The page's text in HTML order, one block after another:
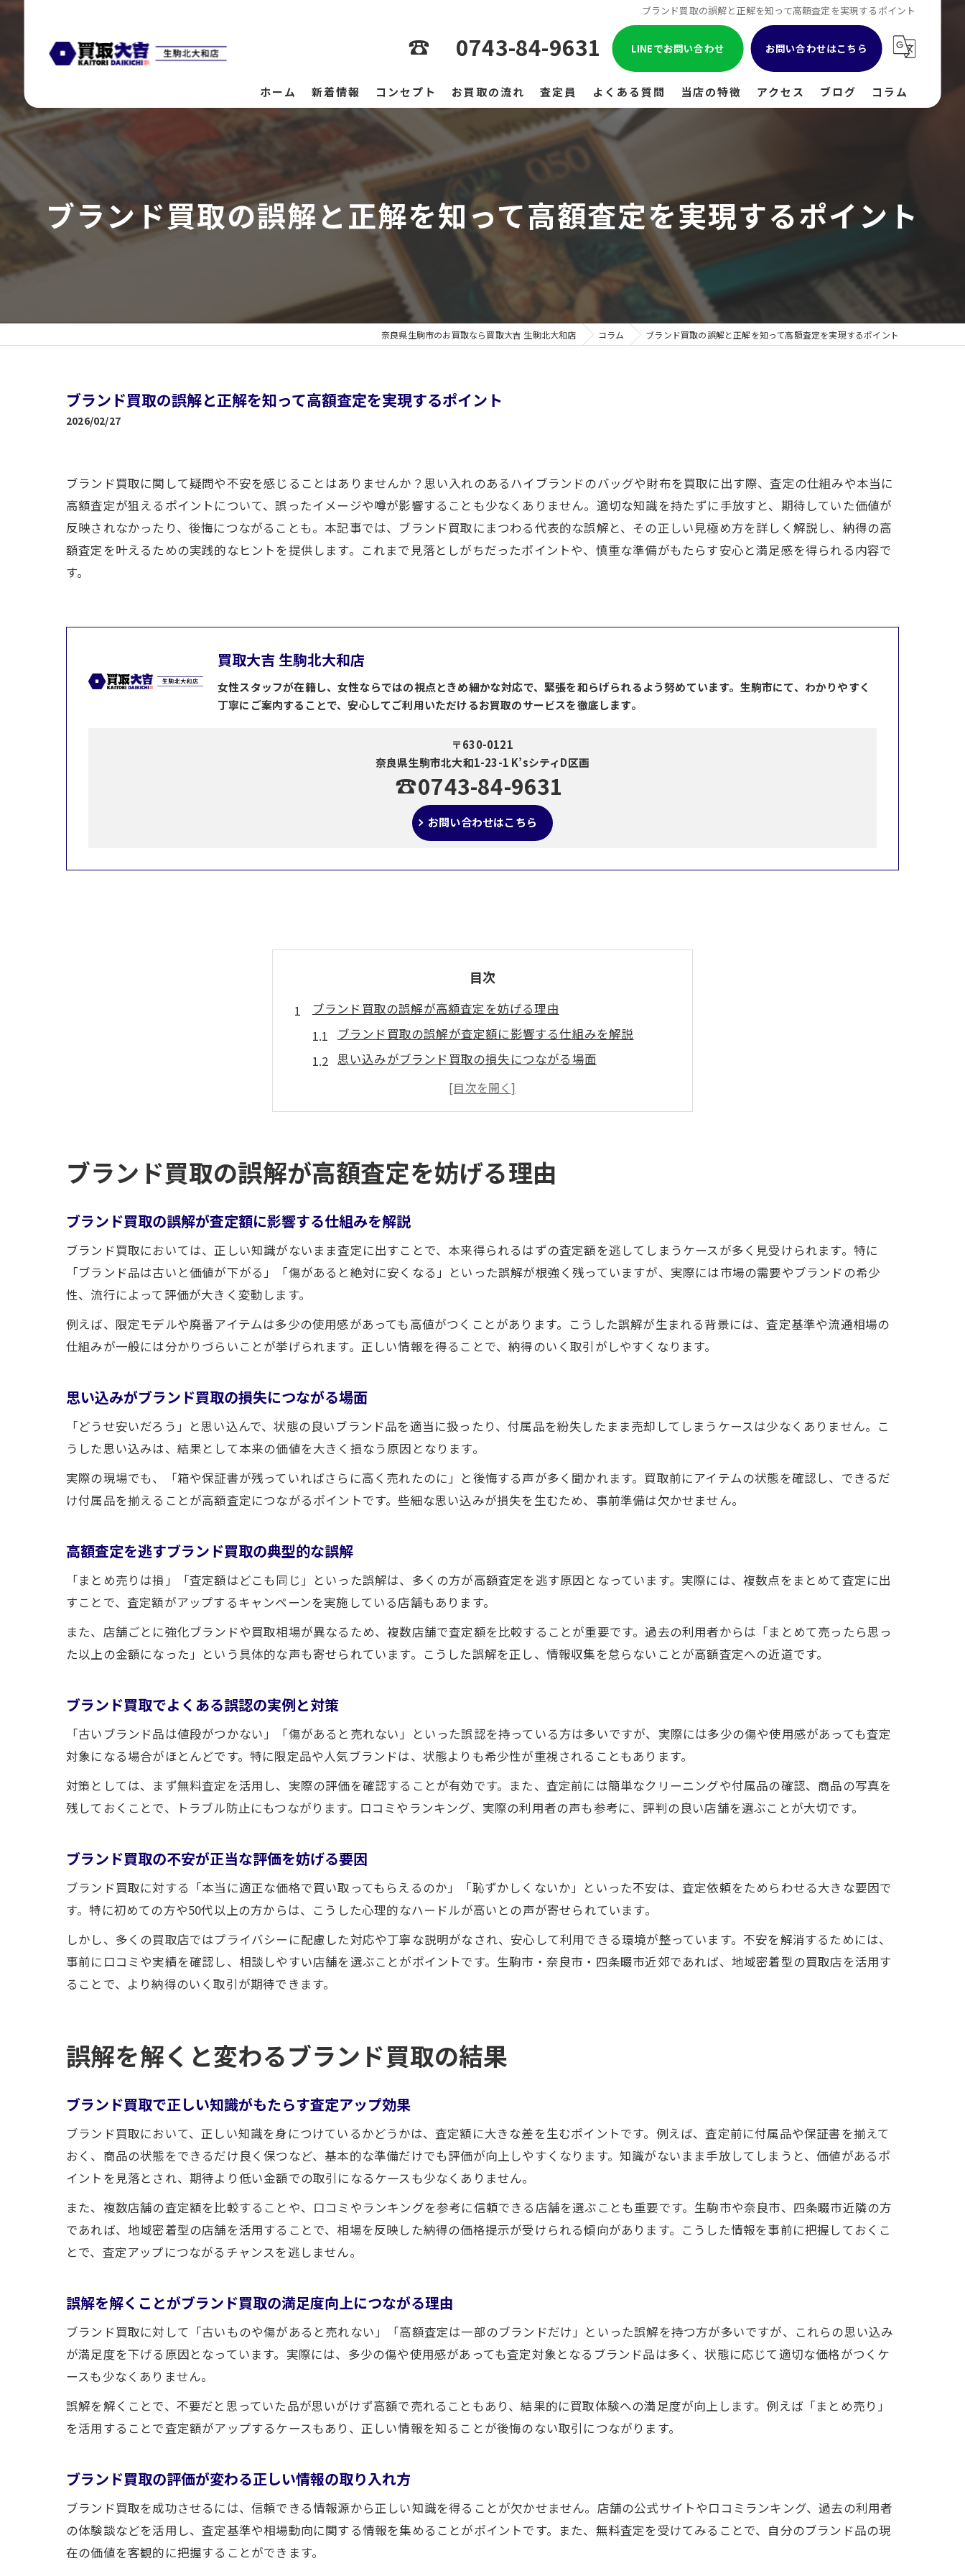
ブランド買取の誤解と正解を知って高額査定を実現するポイント
0743-84-9631 LINEでお問い合わせ お問い合わせはこちら
ホーム 新着情報 コンセプト お買取の流れ 査定員 よくある質問 当店の特徴
ブランド
出張
アクセス ブログ コラム
ブランド買取の誤解と正解を知って高額査定を実現するポイント
奈良県生駒市のお買取なら買取大吉 生駒北大和店 コラム ブランド買取の誤解と正解を知って高額査定を実現するポイント
ブランド買取の誤解と正解を知って高額査定を実現するポイント
2026/02/27
ブランド買取に関して疑問や不安を感じることはありませんか？思い入れのあるハイブランドのバッグや財布を買取に出す際、査定の仕組みや本当に
高額査定が狙えるポイントについて、誤ったイメージや噂が影響することも少なくありません。適切な知識を持たずに手放すと、期待していた価値が
反映されなかったり、後悔につながることも。本記事では、ブランド買取にまつわる代表的な誤解と、その正しい見極め方を詳しく解説し、納得の高
額査定を叶えるための実践的なヒントを提供します。これまで見落としがちだったポイントや、慎重な準備がもたらす安心と満足感を得られる内容で
す。
買取大吉 生駒北大和店
女性スタッフが在籍し、女性ならではの視点ときめ細かな対応で、緊張を和らげられるよう努めています。生駒市にて、わかりやすく
丁寧にご案内することで、安心してご利用いただけるお買取のサービスを徹底します。
〒630-0121
奈良県生駒市北大和1-23-1 K’sシティD区画
0743-84-9631
お問い合わせはこちら
目次
ブランド買取の誤解が高額査定を妨げる理由
ブランド買取の誤解が査定額に影響する仕組みを解説
思い込みがブランド買取の損失につながる場面
高額査定を逃すブランド買取の典型的な誤解
ブランド買取でよくある誤認の実例と対策
誤解を解くと変わるブランド買取の結果
ブランド買取で正しい知識がもたらす査定アップ効果
ブランド買取で見落としがちな事実とその重要性
ブランド買取で陥りやすい間違い例とその理由
ブランド買取の誤解を解消する具体的な対応策
ブランド買取の実際の流れをわかりやすく紹介
査定で重視されるブランド買取のチェックポイント
ブランド買取の査定額に影響する重要な要素とは
ブランド買取で査定アップを目指すコツを伝授
正しい知識でブランド買取の安心取引を実現
ブランド買取の基礎知識が安心取引につながる理由
ブランド買取を安心して進めるための心構え
ブランド買取の安心感を高める情報収集の方法
ブランド買取で専門家の意見を活用するメリット
高額査定を狙うなら避けたいブランド買取の落とし穴
ブランド買取でやりがちな失敗とその回避策
高額査定を妨げるブランド買取の盲点を解説
ブランド買取の査定額を下げる要因に要注意
ブランド買取のリスクを避けて高額査定を目指す
ブランド買取の誤解が高額査定を妨げる理由
ブランド買取の誤解が査定額に影響する仕組みを解説
ブランド買取においては、正しい知識がないまま査定に出すことで、本来得られるはずの査定額を逃してしまうケースが多く見受けられます。特に
「ブランド品は古いと価値が下がる」「傷があると絶対に安くなる」といった誤解が根強く残っていますが、実際には市場の需要やブランドの希少
性、流行によって評価が大きく変動します。
例えば、限定モデルや廃番アイテムは多少の使用感があっても高値がつくことがあります。こうした誤解が生まれる背景には、査定基準や流通相場の
仕組みが一般には分かりづらいことが挙げられます。正しい情報を得ることで、納得のいく取引がしやすくなります。
思い込みがブランド買取の損失につながる場面
「どうせ安いだろう」と思い込んで、状態の良いブランド品を適当に扱ったり、付属品を紛失したまま売却してしまうケースは少なくありません。こ
うした思い込みは、結果として本来の価値を大きく損なう原因となります。
実際の現場でも、「箱や保証書が残っていればさらに高く売れたのに」と後悔する声が多く聞かれます。買取前にアイテムの状態を確認し、できるだ
け付属品を揃えることが高額査定につながるポイントです。些細な思い込みが損失を生むため、事前準備は欠かせません。
高額査定を逃すブランド買取の典型的な誤解
「まとめ売りは損」「査定額はどこも同じ」といった誤解は、多くの方が高額査定を逃す原因となっています。実際には、複数点をまとめて査定に出
すことで、査定額がアップするキャンペーンを実施している店舗もあります。
また、店舗ごとに強化ブランドや買取相場が異なるため、複数店舗で査定額を比較することが重要です。過去の利用者からは「まとめて売ったら思っ
た以上の金額になった」という具体的な声も寄せられています。こうした誤解を正し、情報収集を怠らないことが高額査定への近道です。
ブランド買取でよくある誤認の実例と対策
「古いブランド品は値段がつかない」「傷があると売れない」といった誤認を持っている方は多いですが、実際には多少の傷や使用感があっても査定
対象になる場合がほとんどです。特に限定品や人気ブランドは、状態よりも希少性が重視されることもあります。
対策としては、まず無料査定を活用し、実際の評価を確認することが有効です。また、査定前には簡単なクリーニングや付属品の確認、商品の写真を
残しておくことで、トラブル防止にもつながります。口コミやランキング、実際の利用者の声も参考に、評判の良い店舗を選ぶことが大切です。
ブランド買取の不安が正当な評価を妨げる要因
ブランド買取に対する「本当に適正な価格で買い取ってもらえるのか」「恥ずかしくないか」といった不安は、査定依頼をためらわせる大きな要因で
す。特に初めての方や50代以上の方からは、こうした心理的なハードルが高いとの声が寄せられています。
しかし、多くの買取店ではプライバシーに配慮した対応や丁寧な説明がなされ、安心して利用できる環境が整っています。不安を解消するためには、
事前に口コミや実績を確認し、相談しやすい店舗を選ぶことがポイントです。生駒市・奈良市・四条畷市近郊であれば、地域密着型の買取店を活用す
ることで、より納得のいく取引が期待できます。
誤解を解くと変わるブランド買取の結果
ブランド買取で正しい知識がもたらす査定アップ効果
ブランド買取において、正しい知識を身につけているかどうかは、査定額に大きな差を生むポイントです。例えば、査定前に付属品や保証書を揃えて
おく、商品の状態をできるだけ良く保つなど、基本的な準備だけでも評価が向上しやすくなります。知識がないまま手放してしまうと、価値があるポ
イントを見落とされ、期待より低い金額での取引になるケースも少なくありません。
また、複数店舗の査定額を比較することや、口コミやランキングを参考に信頼できる店舗を選ぶことも重要です。生駒市や奈良市、四条畷市近隣の方
であれば、地域密着型の店舗を活用することで、相場を反映した納得の価格提示が受けられる傾向があります。こうした情報を事前に把握しておくこ
とで、査定アップにつながるチャンスを逃しません。
誤解を解くことがブランド買取の満足度向上につながる理由
ブランド買取に対して「古いものや傷があると売れない」「高額査定は一部のブランドだけ」といった誤解を持つ方が多いですが、これらの思い込み
が満足度を下げる原因となっています。実際には、多少の傷や使用感があっても査定対象となるブランド品は多く、状態に応じて適切な価格がつくケ
ースも少なくありません。
誤解を解くことで、不要だと思っていた品が思いがけず高額で売れることもあり、結果的に買取体験への満足度が向上します。例えば「まとめ売り」
を活用することで査定額がアップするケースもあり、正しい情報を知ることが後悔のない取引につながります。
ブランド買取の評価が変わる正しい情報の取り入れ方
ブランド買取を成功させるには、信頼できる情報源から正しい知識を得ることが欠かせません。店舗の公式サイトや口コミランキング、過去の利用者
の体験談などを活用し、査定基準や相場動向に関する情報を集めることがポイントです。また、無料査定を受けてみることで、自分のブランド品の現
在の価値を客観的に把握することができます。
お気軽にお問い合わせください
お気軽にお問い合わせください